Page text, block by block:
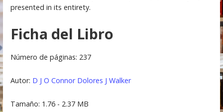
presented in its entirety.
Ficha del Libro
Número de páginas: 237
Autor: D J O Connor Dolores J Walker
Tamaño: 1.76 - 2.37 MB